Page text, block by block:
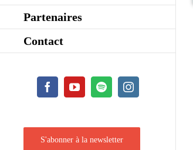
Partenaires
Contact
FacebookYouTubeSpotifyInstagram
S'abonner à la newsletter